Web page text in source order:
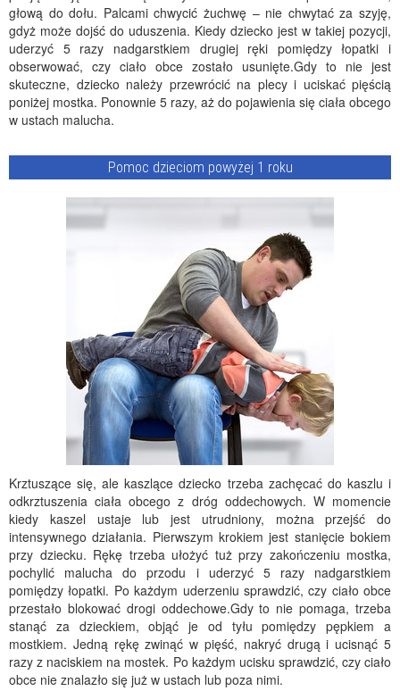
głową do dołu. Palcami chwycić żuchwę – nie chwytać za szyję,
gdyż może dojść do uduszenia. Kiedy dziecko jest w takiej pozycji,
uderzyć 5 razy nadgarstkiem drugiej ręki pomiędzy łopatki i
obserwować, czy ciało obce zostało usunięte.Gdy to nie jest
skuteczne, dziecko należy przewrócić na plecy i uciskać pięścią
poniżej mostka. Ponownie 5 razy, aż do pojawienia się ciała obcego
w ustach malucha.
Pomoc dzieciom powyżej 1 roku
Krztuszące się, ale kaszlące dziecko trzeba zachęcać do kaszlu i
odkrztuszenia ciała obcego z dróg oddechowych. W momencie
kiedy kaszel ustaje lub jest utrudniony, można przejść do
intensywnego działania. Pierwszym krokiem jest stanięcie bokiem
przy dziecku. Rękę trzeba ułożyć tuż przy zakończeniu mostka,
pochylić malucha do przodu i uderzyć 5 razy nadgarstkiem
pomiędzy łopatki. Po każdym uderzeniu sprawdzić, czy ciało obce
przestało blokować drogi oddechowe.Gdy to nie pomaga, trzeba
stanąć za dzieckiem, objąć je od tyłu pomiędzy pępkiem a
mostkiem. Jedną rękę zwinąć w pięść, nakryć drugą i ucisnąć 5
razy z naciskiem na mostek. Po każdym ucisku sprawdzić, czy ciało
obce nie znalazło się już w ustach lub poza nimi.